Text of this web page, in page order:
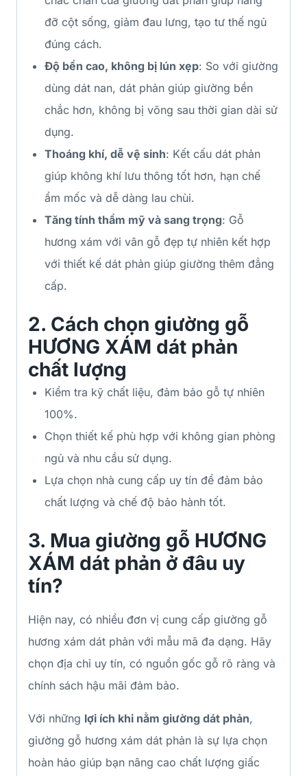
đỡ cột sống, giảm đau lưng, tạo tư thế ngủ
đúng cách.
Độ bền cao, không bị lún xẹp: So với giường
dùng dát nan, dát phản giúp giường bền
chắc hơn, không bị võng sau thời gian dài sử
dụng.
Thoáng khí, dễ vệ sinh: Kết cấu dát phản
giúp không khí lưu thông tốt hơn, hạn chế
ẩm mốc và dễ dàng lau chùi.
Tăng tính thẩm mỹ và sang trọng: Gỗ
hương xám với vân gỗ đẹp tự nhiên kết hợp
với thiết kế dát phản giúp giường thêm đẳng
cấp.
2. Cách chọn giường gỗ
HƯƠNG XÁM dát phản
chất lượng
Kiểm tra kỹ chất liệu, đảm bảo gỗ tự nhiên
100%.
Chọn thiết kế phù hợp với không gian phòng
ngủ và nhu cầu sử dụng.
Lựa chọn nhà cung cấp uy tín để đảm bảo
chất lượng và chế độ bảo hành tốt.
3. Mua giường gỗ HƯƠNG
XÁM dát phản ở đâu uy
tín?
Hiện nay, có nhiều đơn vị cung cấp giường gỗ
hương xám dát phản với mẫu mã đa dạng. Hãy
chọn địa chỉ uy tín, có nguồn gốc gỗ rõ ràng và
chính sách hậu mãi đảm bảo.
Với những lợi ích khi nằm giường dát phản,
giường gỗ hương xám dát phản là sự lựa chọn
hoàn hảo giúp bạn nâng cao chất lượng giấc